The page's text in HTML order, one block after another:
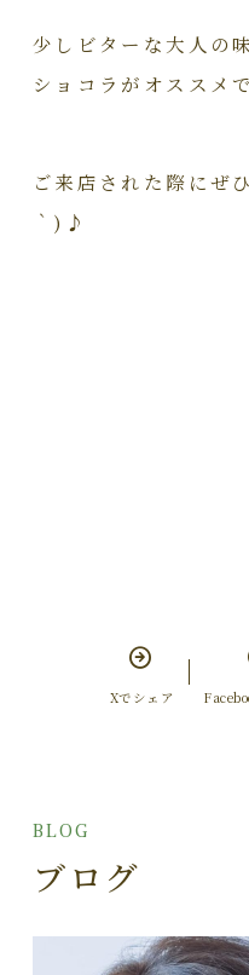
少しビターな大人の
ショコラがオススメ
ご来店された際にぜ
｀)♪
Xでシェア
BLOG
ブログ